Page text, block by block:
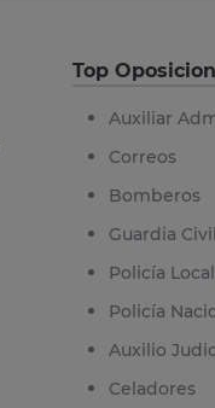
Top
Auxiliar
Correos
Bomberos
Guardia Civil
Policía Local
Policía
Auxilio
Celadores